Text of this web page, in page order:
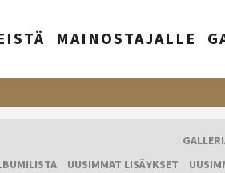
MAINOSTAJALLE
UUSIMMAT LISÄYKSET